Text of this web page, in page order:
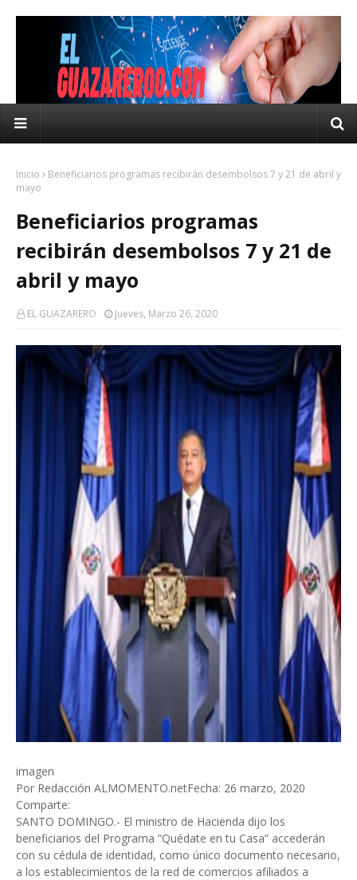
Inicio
Beneficiarios programas recibirán desembolsos 7 y 21 de abril y
mayo
Beneficiarios programas
recibirán desembolsos 7 y 21 de
abril y mayo
EL GUAZARERO Jueves, Marzo 26, 2020
imagen
Por Redacción ALMOMENTO.netFecha: 26 marzo, 2020
Comparte:
SANTO DOMINGO.- El ministro de Hacienda dijo los
beneficiarios del Programa “Quédate en tu Casa” accederán
con su cédula de identidad, como único documento necesario,
a los establecimientos de la red de comercios afiliados a